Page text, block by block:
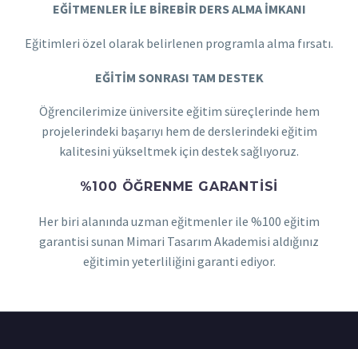
EĞİTMENLER İLE BİREBİR DERS ALMA İMKANI
Eğitimleri özel olarak belirlenen programla alma fırsatı.
EĞİTİM SONRASI TAM DESTEK
Öğrencilerimize üniversite eğitim süreçlerinde hem
projelerindeki başarıyı hem de derslerindeki eğitim
kalitesini yükseltmek için destek sağlıyoruz.
%100 ÖĞRENME GARANTISI
Her biri alanında uzman eğitmenler ile %100 eğitim
garantisi sunan Mimari Tasarım Akademisi aldığınız
eğitimin yeterliliğini garanti ediyor.